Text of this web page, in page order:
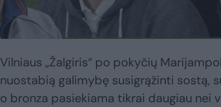
Vilniaus „Žalgiris“ po pokyčių
nuostabią galimybę susigrąžinti sostą,
o bronza pasiekiama tikrai daugiau nei